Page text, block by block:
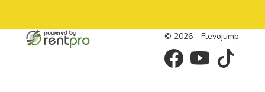
© 2026 - Flevojump
facebookyoutube tiktok